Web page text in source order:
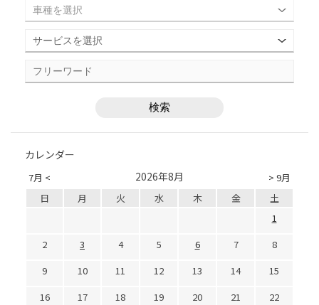
カレンダー
7月 < > 9月
2026年8月
日 月 火 水 木 金
土
1
2
3 4 5 6 7
8
9
10 11 12 13 14
15
16
17 18 19 20 21
22